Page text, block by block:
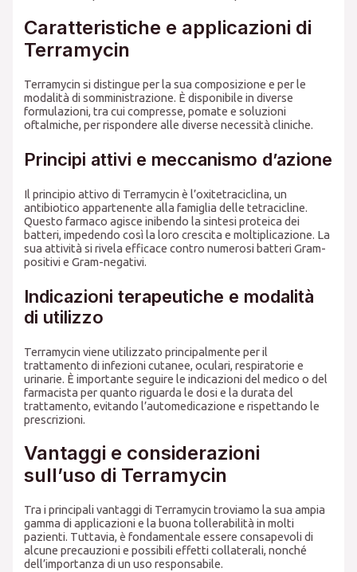
Caratteristiche e applicazioni di
Terramycin
Terramycin si distingue per la sua composizione e per le
modalità di somministrazione. È disponibile in diverse
formulazioni, tra cui compresse, pomate e soluzioni
oftalmiche, per rispondere alle diverse necessità cliniche.
Principi attivi e meccanismo d’azione
Il principio attivo di Terramycin è l’oxitetraciclina, un
antibiotico appartenente alla famiglia delle tetracicline.
Questo farmaco agisce inibendo la sintesi proteica dei
batteri, impedendo così la loro crescita e moltiplicazione. La
sua attività si rivela efficace contro numerosi batteri Gram-
positivi e Gram-negativi.
Indicazioni terapeutiche e modalità
di utilizzo
Terramycin viene utilizzato principalmente per il
trattamento di infezioni cutanee, oculari, respiratorie e
urinarie. È importante seguire le indicazioni del medico o del
farmacista per quanto riguarda le dosi e la durata del
trattamento, evitando l’automedicazione e rispettando le
prescrizioni.
Vantaggi e considerazioni
sull’uso di Terramycin
Tra i principali vantaggi di Terramycin troviamo la sua ampia
gamma di applicazioni e la buona tollerabilità in molti
pazienti. Tuttavia, è fondamentale essere consapevoli di
alcune precauzioni e possibili effetti collaterali, nonché
dell’importanza di un uso responsabile.